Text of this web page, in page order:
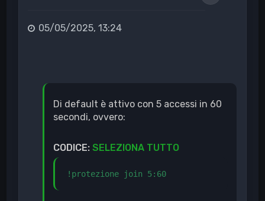
05/05/2025, 13:24
Di default è attivo con 5 accessi in 60
secondi, ovvero:
CODICE:SELEZIONA TUTTO
!protezione join 5:60